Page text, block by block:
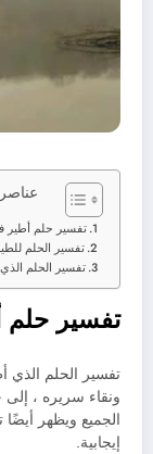
تفسير حلم أطير
تفسير الحلم
تفسير الحلم
تفسير حلم
تفسير الحلم الذي
ونقاء سريره ، إلى
الجميع ويظهر
إيجابية.